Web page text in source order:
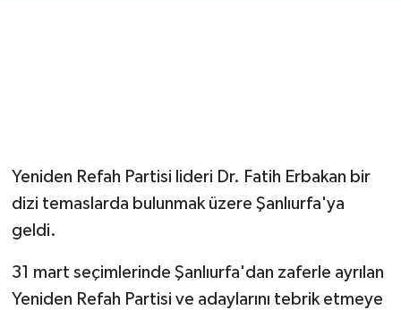
Yeniden Refah Partisi lideri Dr. Fatih Erbakan bir
dizi temaslarda bulunmak üzere Şanlıurfa'ya
geldi.
31 mart seçimlerinde Şanlıurfa'dan zaferle ayrılan
Yeniden Refah Partisi ve adaylarını tebrik etmeye